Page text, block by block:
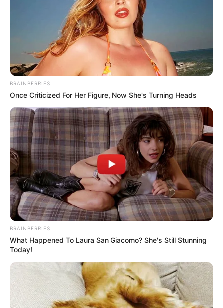
BRAINBERRIES
Once Criticized For Her Figure, Now She's Turning Heads
BRAINBERRIES
What Happened To Laura San Giacomo? She's Still Stunning
Today!